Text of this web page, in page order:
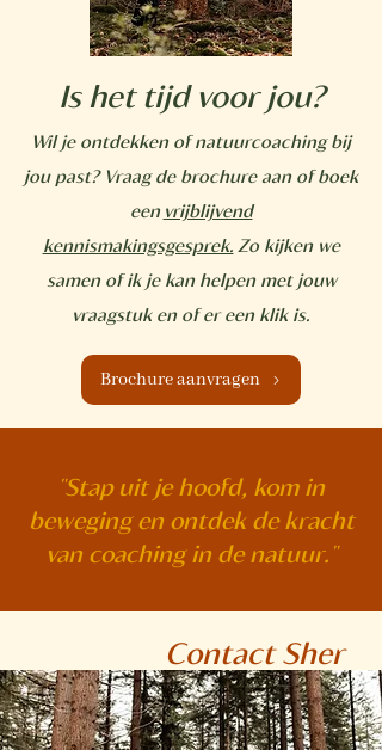
Is het tijd voor jou?
Wil je ontdekken of natuurcoaching bij
jou past? Vraag de brochure aan of boek
een vrijblijvend
kennismakingsgesprek. Zo kijken we
samen of ik je kan helpen met jouw
vraagstuk en of er een klik is.
Brochure aanvragen
"Stap uit je hoofd, kom in
beweging en ontdek de kracht
van coaching in de natuur."
Contact Sher